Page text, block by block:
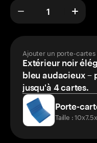
Ajouter un porte-cartes
Extérieur noir
bleu audacieux –
jusqu'à 4 cartes.
Porte-
Taille :